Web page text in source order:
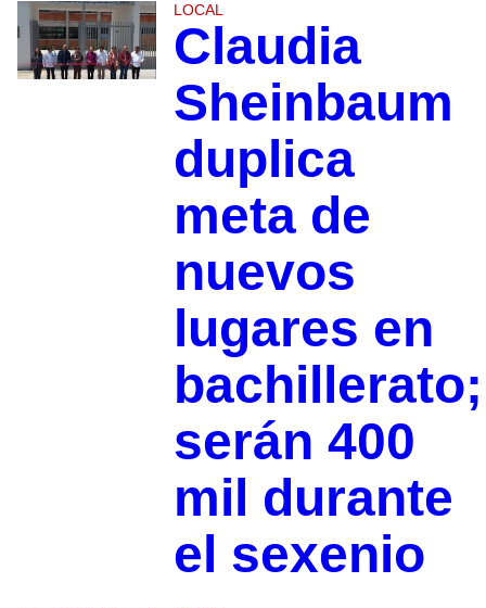
LOCAL
Claudia
Sheinbaum
duplica
meta de
nuevos
lugares en
bachillerato;
serán 400
mil durante
el sexenio